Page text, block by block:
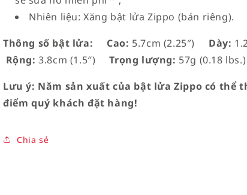
Nhiên liệu: Xăng bật lửa Zippo (bán riêng).
Thông số bật lửa:
Cao: 5.7cm (2.25″) Dày:
Rộng: 3.8cm (1.5″) Trọng lượng: 57g (0.18 lbs.)
Lưu ý: Năm sản xuất của bật lửa Zippo có thể
điểm quý khách đặt hàng!
Chia sẻ